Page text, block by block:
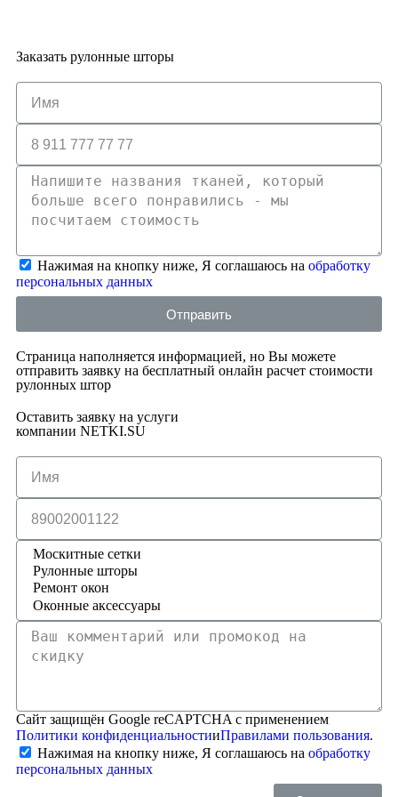
Заказать рулонные шторы
Нажимая на кнопку ниже, Я соглашаюсь на обработку
персональных данных
Отправить
Страница наполняется информацией, но Вы можете
отправить заявку на бесплатный онлайн расчет стоимости
рулонных штор
Оставить заявку на услуги
компании NETKI.SU
Сайт защищён Google reCAPTCHA с применением
Политики конфиденциальностииПравилами пользования.
Нажимая на кнопку ниже, Я соглашаюсь на обработку
персональных данных